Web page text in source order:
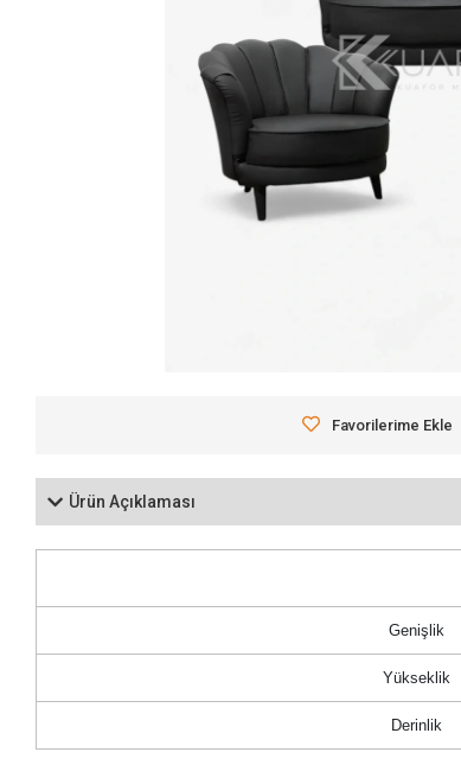
Favorilerime Ekle
Ürün Açıklaması
Genişlik
Yükseklik
Derinlik